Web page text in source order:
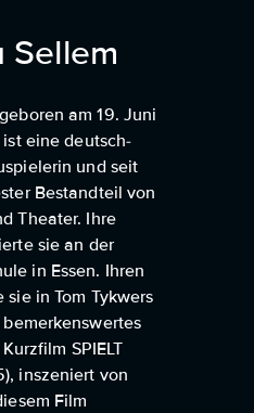
Sellem
am 19. Juni
eine deutsch-
und seit
Bestandteil von
Theater. Ihre
sie an der
in Essen. Ihren
in Tom Tykwers
SPIELT
inszeniert von
Film